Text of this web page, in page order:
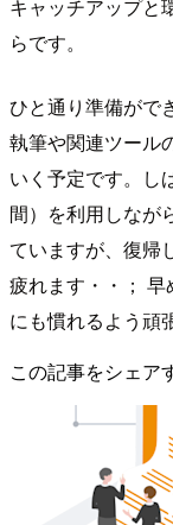
キャッチアップと
らです。
ひと通り準備がで
執筆や関連ツール
いく予定です。し
間）を利用しなが
ていますが、復帰
疲れます・・；
にも慣れるよう頑
この記事をシェア